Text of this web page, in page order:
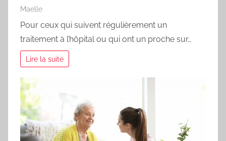
Maelle
Pour ceux qui suivent régulièrement un
traitement à l’hôpital ou qui ont un proche sur…
Lire la suite